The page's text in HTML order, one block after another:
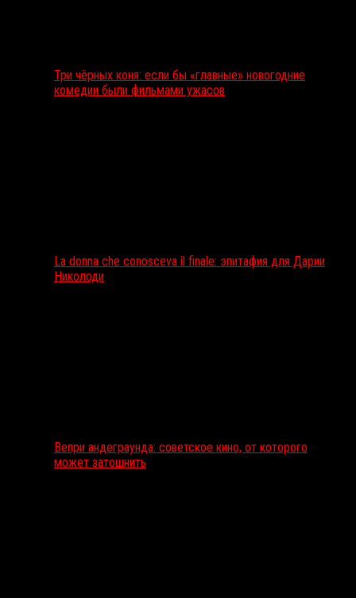
Три чёрных коня: если бы «главные» новогодние
комедии были фильмами ужасов
La donna che conosceva il finale: эпитафия для Дарии
Николоди
Вепри андеграунда: советское кино, от которого
может затошнить